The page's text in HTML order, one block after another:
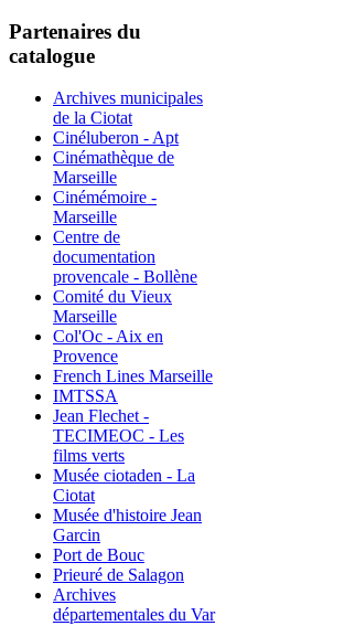
Partenaires du
catalogue
Archives municipales
de la Ciotat
Cinéluberon - Apt
Cinémathèque de
Marseille
Cinémémoire -
Marseille
Centre de
documentation
provencale - Bollène
Comité du Vieux
Marseille
Col'Oc - Aix en
Provence
French Lines Marseille
IMTSSA
Jean Flechet -
TECIMEOC - Les
films verts
Musée ciotaden - La
Ciotat
Musée d'histoire Jean
Garcin
Port de Bouc
Prieuré de Salagon
Archives
départementales du Var